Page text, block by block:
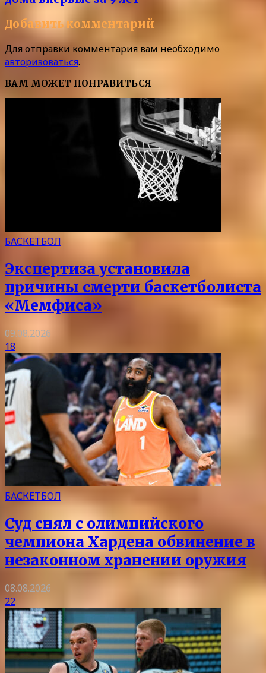
Добавить комментарий
Для отправки комментария вам необходимо
авторизоваться.
ВАМ МОЖЕТ ПОНРАВИТЬСЯ
БАСКЕТБОЛ
Экспертиза установила
причины смерти баскетболиста
«Мемфиса»
09.08.2026
18
БАСКЕТБОЛ
Суд снял с олимпийского
чемпиона Хардена обвинение в
незаконном хранении оружия
08.08.2026
22